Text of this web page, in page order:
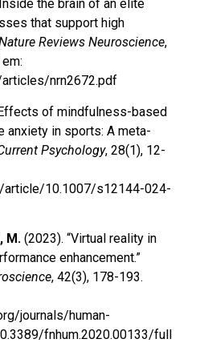
the brain of an elite
that support high
Reviews Neuroscience,
nrn2672.pdf
of mindfulness-based
anxiety in sports: A meta-
Psychology, 28(1), 12-
article/10.1007/s12144-024-
M. (2023). “Virtual reality in
enhancement.”
, 42(3), 178-193.
journals/human-
fnhum.2020.00133/full